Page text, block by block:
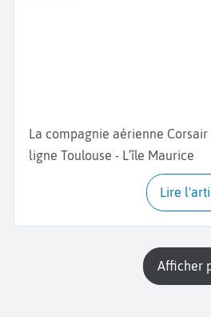
La compagnie aérienne
ligne Toulouse - L’île Maurice
Lire
Afficher